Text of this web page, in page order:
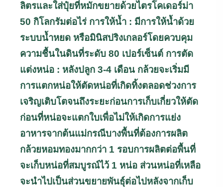
ลิตรและใส่ปุ๋ยที่หมักขยายด้วยไตรโคเดอร์ม่า
50 กิโลกรัมต่อไร่ การให้น้ำ : มีการให้น้ำด้วย
ระบบน้ำหยด หรือมินิสปริงเกลอร์โดยควบคุม
ความชื้นในดินที่ระดับ 80 เปอร์เซ็นต์ การตัด
แต่งหน่อ : หลังปลูก 3-4 เดือน กล้วยจะเริ่มมี
การแตกหน่อให้ตัดหน่อที่เกิดทิ้งตลอดช่วงการ
เจริญเติบโตจนถึงระยะก่อนการเก็บเกี่ยวให้ตัด
ก่อนที่หน่อจะแตกใบเพื่อไม่ให้เกิดการแย่ง
อาหารจากต้นแม่กรณีบางพื้นที่ต้องการผลิต
กล้วยหอมทองมากกว่า 1 รอบการผลิตต่อพื้นที่
จะเก็บหน่อที่สมบูรณ์ไว้ 1 หน่อ ส่วนหน่อที่เหลือ
จะนำไปเป็นส่วนขยายพันธุ์ต่อไปหลังจากเก็บ